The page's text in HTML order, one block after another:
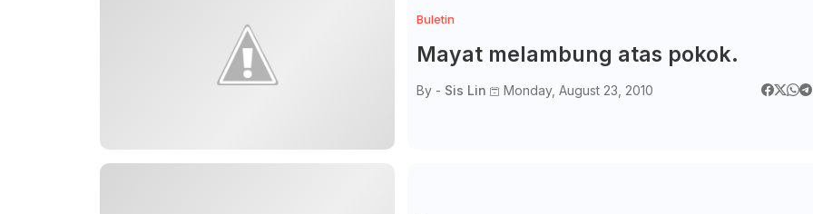
Buletin
Mayat melambung atas pokok.
By - Sis Lin Monday, August 23, 2010